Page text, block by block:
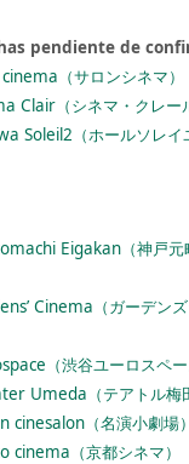
pendiente de
（サロンシネマ）
Clair（シネマ・クレー
Soleil2（ホールソレイ
Eigakan（神戸元
Cinema（ガーデンズ
（渋谷ユーロスペー
Umeda（テアトル梅
cinesalon（名演小劇場）
cinema（京都シネマ）